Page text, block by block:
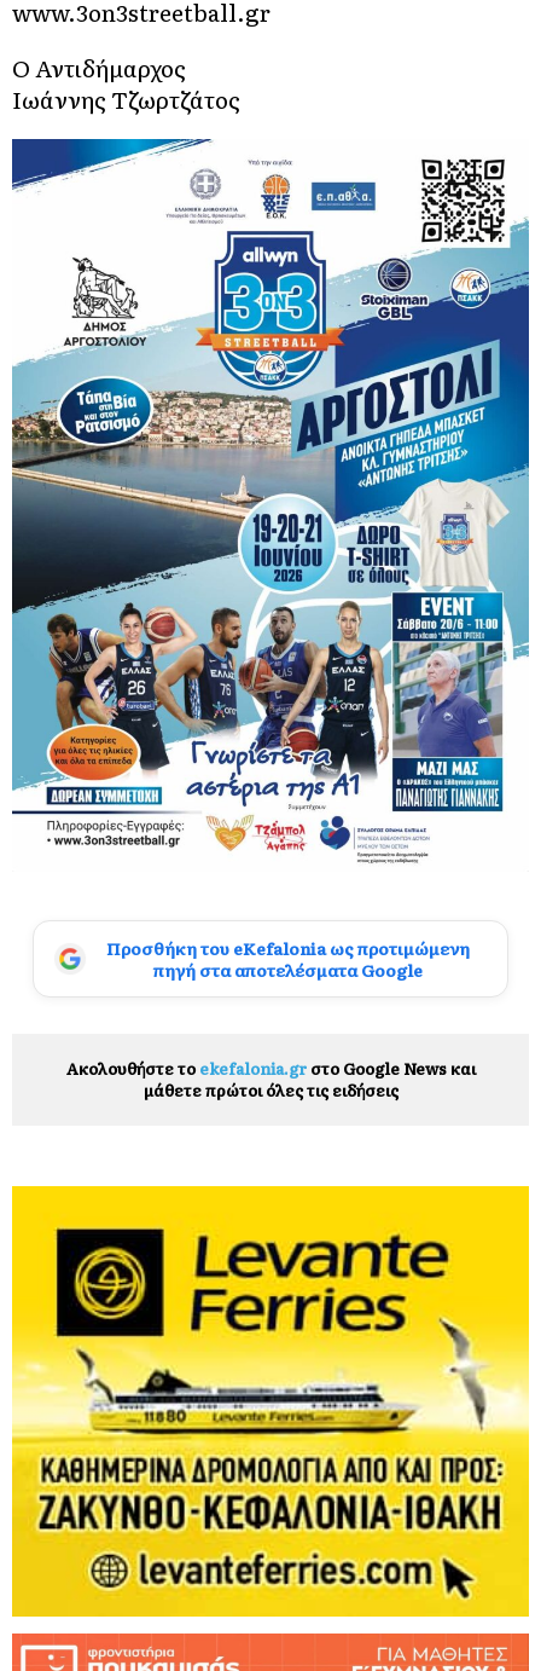
www.3on3streetball.gr
Ο Αντιδήμαρχος
Ιωάννης Τζωρτζάτος
Προσθήκη του eKefalonia ως προτιμώμενη
πηγή στα αποτελέσματα Google
Ακολουθήστε το ekefalonia.grστο Google News και
μάθετε πρώτοι όλες τις ειδήσεις